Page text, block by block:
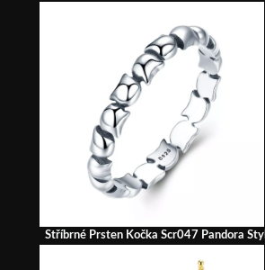
Stříbrné Prsten Kočka Scr047 Pandora Styl